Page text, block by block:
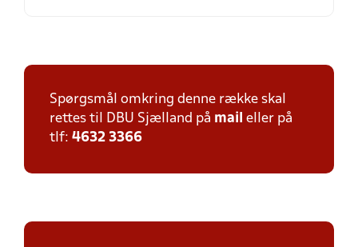
Spørgsmål omkring denne række skal
rettes til DBU Sjælland på mail eller på
tlf: 4632 3366